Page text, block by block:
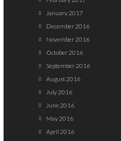
January 2017
December 2016
November 2016
October 2016
September 2016
August 2016
July 2016
June 2016
May 2016
April 2016